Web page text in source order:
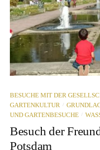
BESUCHE MIT DER
GARTENKULTUR /
UND GARTENBESUCHE /
Besuch der
Potsdam